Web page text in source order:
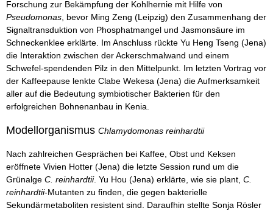
Forschung zur Bekämpfung der Kohlhernie mit Hilfe von
Pseudomonas, bevor Ming Zeng (Leipzig) den Zusammenhang der
Signaltransduktion von Phosphatmangel und Jasmonsäure im
Schneckenklee erklärte. Im Anschluss rückte Yu Heng Tseng (Jena)
die Interaktion zwischen der Ackerschmalwand und einem
Schwefel-spendenden Pilz in den Mittelpunkt. Im letzten Vortrag vor
der Kaffeepause lenkte Clabe Wekesa (Jena) die Aufmerksamkeit
aller auf die Bedeutung symbiotischer Bakterien für den
erfolgreichen Bohnenanbau in Kenia.
Modellorganismus Chlamydomonas reinhardtii
Nach zahlreichen Gesprächen bei Kaffee, Obst und Keksen
eröffnete Vivien Hotter (Jena) die letzte Session rund um die
Grünalge C. reinhardtii. Yu Hou (Jena) erklärte, wie sie plant, C.
reinhardtii-Mutanten zu finden, die gegen bakterielle
Sekundärmetaboliten resistent sind. Daraufhin stellte Sonja Rösler